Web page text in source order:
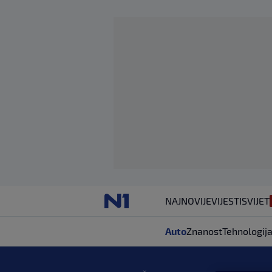
NAJNOVIJEVIJESTISVIJET
AutoZnanostTehnologija